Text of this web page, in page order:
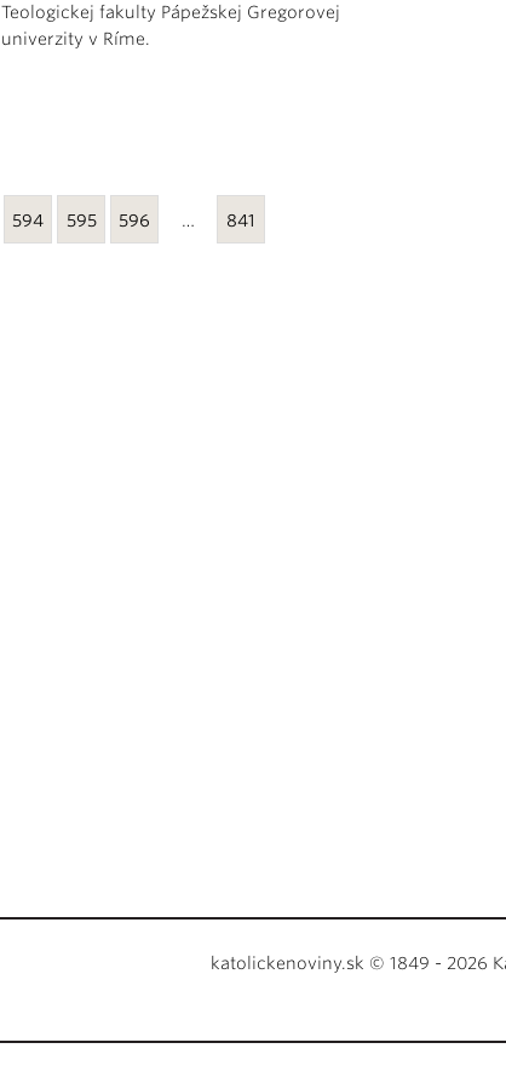
Teologickej fakulty Pápežskej Gregorovej
univerzity v Ríme.
594 595 596 … 841
katolickenoviny.sk © 1849 - 2026